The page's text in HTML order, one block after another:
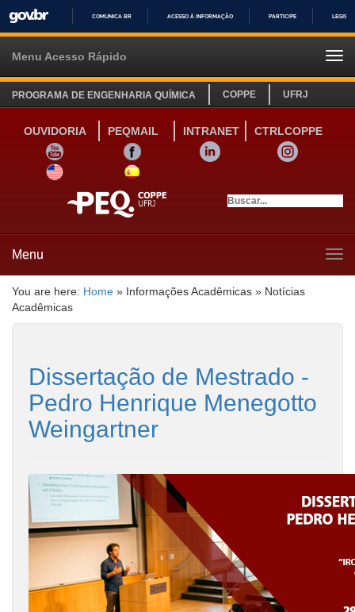
IR
COMUNICA BR ACESSO À INFORMAÇÃO PARTICIPE
Menu Acesso Rápido
PROGRAMA DE ENGENHARIA QUÍMICA COPPE UFRJ
OUVIDORIA PEQMAIL INTRANET
CTRLCOPPE
YOUTUBE
FACEBOOK LINKEDIN
INSTAGRAM
SITE INGLÊS
LINK SITE ESPANHOL
Menu
You are here: Home » Informações Acadêmicas » Notícias
Acadêmicas
Dissertação de Mestrado -
Pedro Henrique Menegotto
Weingartner